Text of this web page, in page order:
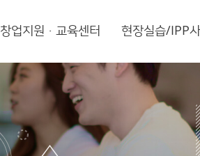
창업지원·교육센터 현장실습/IPP